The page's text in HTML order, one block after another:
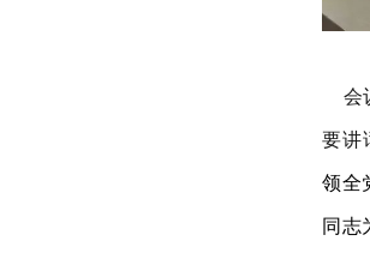
会
要讲
领全
同志